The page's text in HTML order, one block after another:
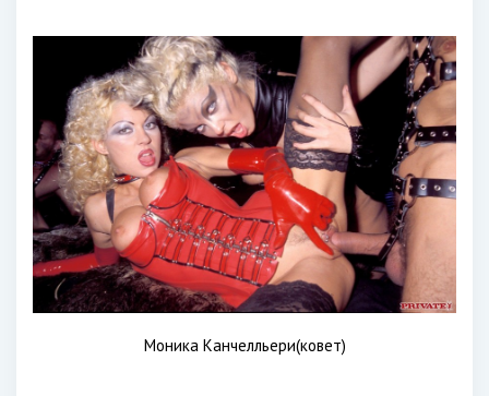
Моника Канчелльери(ковет)